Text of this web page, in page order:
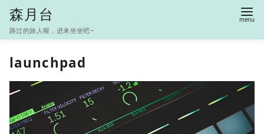
i
森月台
路过的旅人喔，进来坐坐吧~
launchpad